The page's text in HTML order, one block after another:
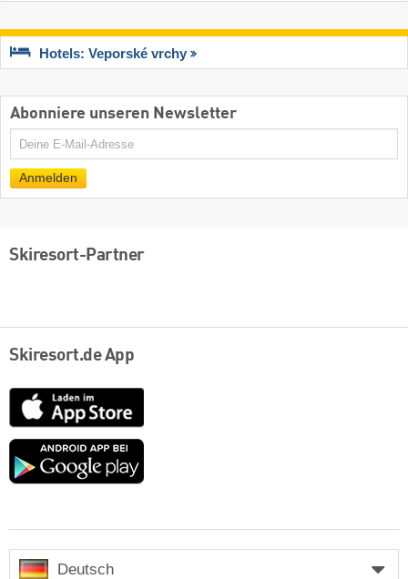
Hotels: Veporské vrchy
Abonniere unseren Newsletter
E-
Anmelden
Skiresort-Partner
Skiresort.de App
App
Store
Google
Deutsch